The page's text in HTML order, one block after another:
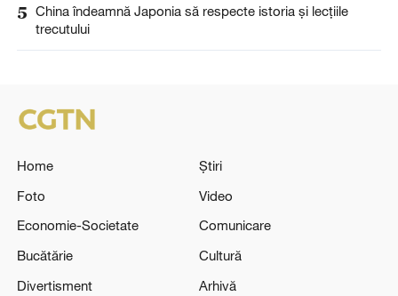
5 China îndeamnă Japonia să respecte istoria și lecțiile
trecutului
Home
Știri
Foto
Video
Economie-Societate
Comunicare
Bucătărie
Cultură
Divertisment
Arhivă